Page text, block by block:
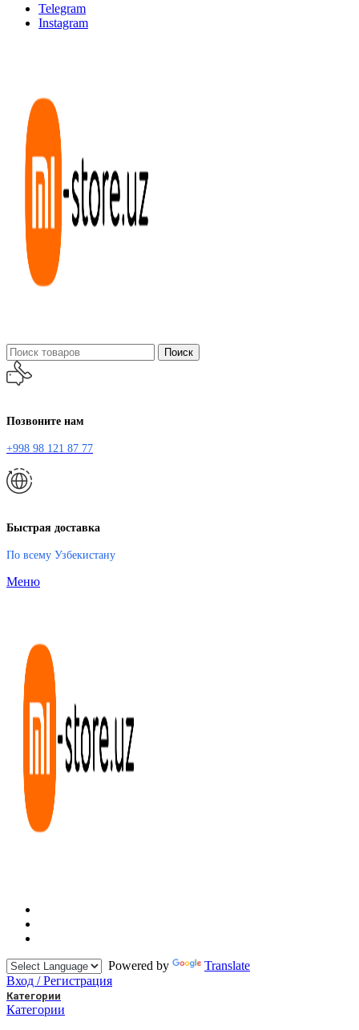
Telegram
Instagram
Поиск
Позвоните нам
+998 98 121 87 77
Быстрая доставка
По всему Узбекистану
Меню
Powered by
Translate
Вход / Регистрация
Категории
Категории